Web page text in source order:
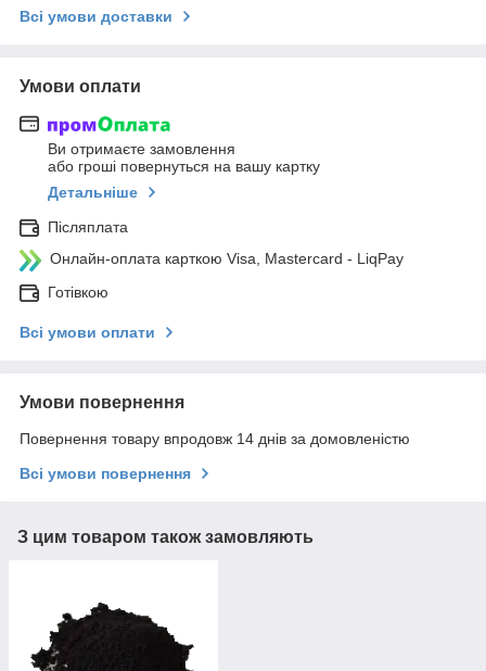
Всі умови доставки
Умови оплати
Ви отримаєте замовлення
або гроші повернуться на вашу картку
Детальніше
Післяплата
Онлайн-оплата карткою Visa, Mastercard - LiqPay
Готівкою
Всі умови оплати
Умови повернення
Повернення товару впродовж 14 днів за домовленістю
Всі умови повернення
З цим товаром також замовляють